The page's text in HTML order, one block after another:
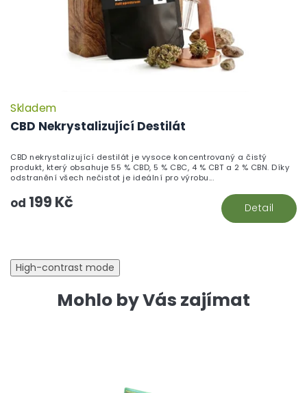
CBD Nekrystalizující Destilát
Skladem
od 199 Kč Detail
CBD nekrystalizující destilát je vysoce koncentrovaný a čistý
produkt, který obsahuje 55 % CBD, 5 % CBC, 4 % CBT a 2 % CBN. Díky
odstranění všech nečistot je ideální pro výrobu...
High-contrast mode
Mohlo by Vás zajímat